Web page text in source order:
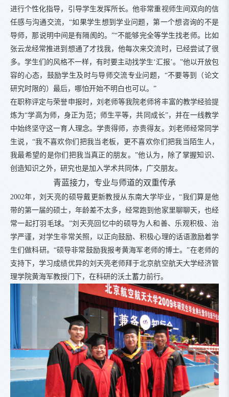
进行个性化指导，引导学生发挥所长。他非常重视师生间双向的信
任感与沟通交流，“如果学生想到学业问题，第一个想咨询的不是
导师，那说明中间是有隔阂的。”“不能够完全等学生找老师。比如
张云龙经常推进到想通了才找我，他每次来交流时，已经尝试了很
多。学生们的风格不一样，有时要主动找学生‘汇报’。”他以开放包
容的心态，鼓励学生及时与导师交流专业问题，“不要等到（论文
研究时限的）最后，哪怕开始不明白也可以。”
在职称评定与荣誉申报时，刘老师等我院老师将丰富的教学经验提
炼为“学高为师，身正为范；师生平等，共同成长”，并在一线教学
中始终坚守这一育人理念。学贵得师，亦贵得友。刘老师经常同学
生说，“我不喜欢你们把我当老板，更不喜欢你们把我当陌生人，
我最希望的是你们把我当真正的朋友。”他认为，除了掌握知识、
创造知识之外，研究也是加入学术共同体，广交朋友。
青蓝接力，专业与师道的双重传承
2002年，刘天亮的硕导戴更新教授从东南大学毕业，“我们算是他
带的第一届的硕士，年龄差不太多，经常跑到他家里聊聊天，也经
常一起打羽毛球。”刘天亮回忆中的硕导为人和善、乐观积极、治
学严谨，对学生非常关照，以正向鼓励、积极心理的话语激励着学
生们做科研。“硕导非常鼓励我报考黄海军老师的博士。”在老师的
支持下，学习成绩优异的刘天亮老师拜于北京航空航天大学经济管
理学院黄海军教授门下，在科研的沃土蓄力前行。